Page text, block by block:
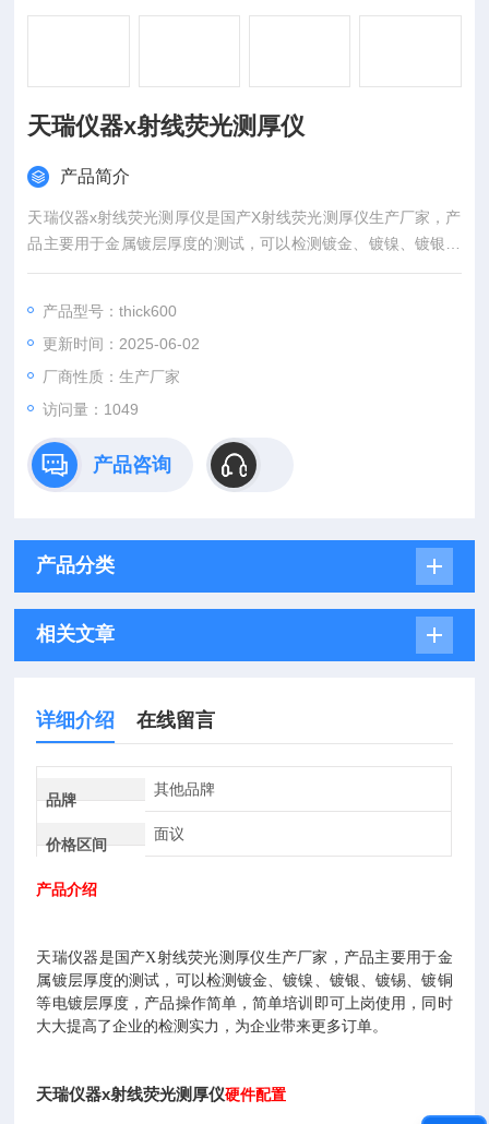
天瑞仪器x射线荧光测厚仪
产品简介
天瑞仪器x射线荧光测厚仪是国产X射线荧光测厚仪生产厂家，产
品主要用于金属镀层厚度的测试，可以检测镀金、镀镍、镀银、
镀锡、镀铜等电镀层厚度，产品操作简单，简单培训即可上岗使
产品型号：thick600
更新时间：2025-06-02
厂商性质：生产厂家
访问量：1049
产品咨询
产品分类
相关文章
详细介绍 在线留言
品牌
其他品牌
价格区间
面议
产品介绍
天瑞仪器是国产X射线荧光测厚仪生产厂家，产品主要用于金
属镀层厚度的测试，可以检测镀金、镀镍、镀银、镀锡、镀铜
等电镀层厚度，产品操作简单，简单培训即可上岗使用，同时
大大提高了企业的检测实力，为企业带来更多订单。
天瑞仪器x射线荧光测厚仪硬件配置